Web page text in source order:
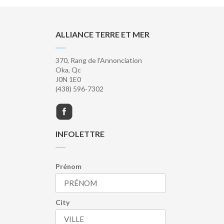
ALLIANCE TERRE ET MER
370, Rang de l'Annonciation
Oka, Qc
J0N 1E0
(438) 596-7302
INFOLETTRE
Prénom
City